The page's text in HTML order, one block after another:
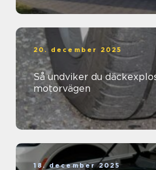
20. december 2025
Så undviker du
motorvägen
18. december 2025